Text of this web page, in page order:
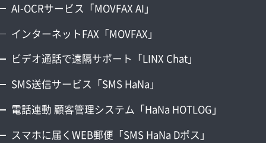
AI-OCRサービス「MOVFAX AI」
インターネットFAX「MOVFAX」
ビデオ通話で遠隔サポート「LINX Chat」
SMS送信サービス「SMS HaNa」
電話連動 顧客管理システム「HaNa HOTLOG」
スマホに届くWEB郵便「SMS HaNa Dポス」